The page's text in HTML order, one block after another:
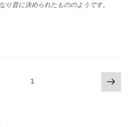
り昔に決められたもののようです。
1
次
の